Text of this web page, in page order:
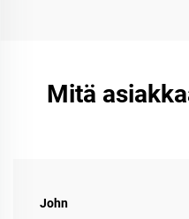
Mitä
John